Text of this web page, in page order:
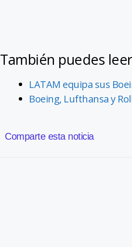
También puedes
LATAM equipa sus
Boeing, Lufthansa y
Comparte esta noticia